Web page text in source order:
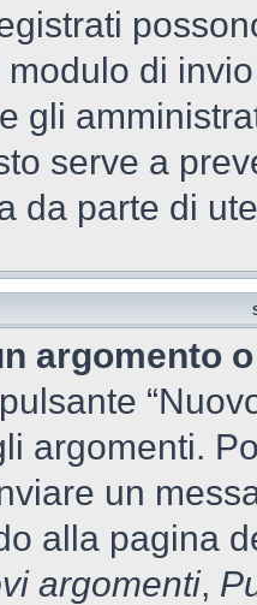
di
gli
serve a
da parte di
argomento
argomenti.
un
alla pagina
argomenti,